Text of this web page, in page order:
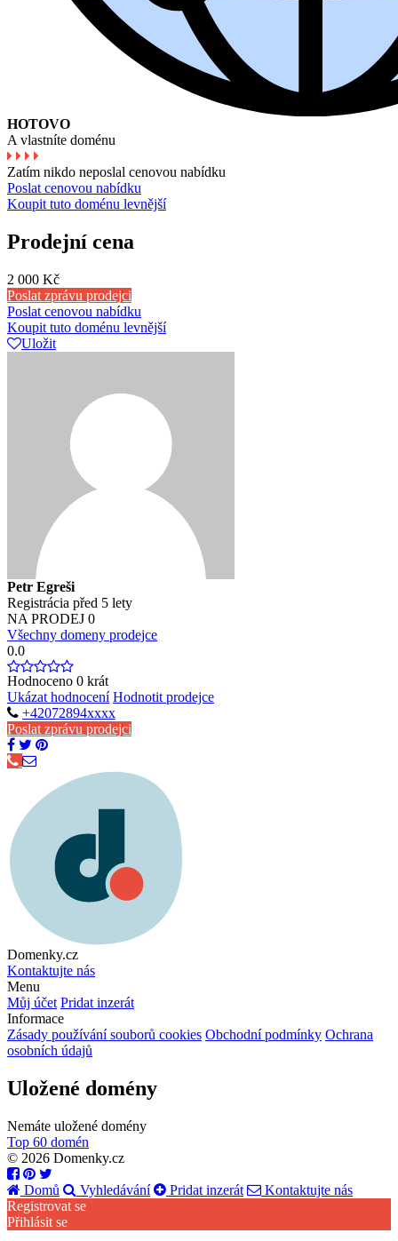
HOTOVO
A vlastníte doménu
Zatím nikdo neposlal cenovou nabídku
Poslat cenovou nabídku
Koupit tuto doménu levnější
Prodejní cena
2 000 Kč
Poslat zprávu prodejci
Poslat cenovou nabídku
Koupit tuto doménu levnější
Uložit
Petr Egreši
Registrácia před 5 lety
NA PRODEJ 0
Všechny domeny prodejce
0.0
Hodnoceno 0 krát
Ukázat hodnocení Hodnotit prodejce
+42072894xxxx
Poslat zprávu prodejci
Domenky.cz
Kontaktujte nás
Menu
Můj účet Pridat inzerát
Informace
Zásady používání souborů cookies Obchodní podmínky Ochrana
osobních údajů
Uložené domény
Nemáte uložené domény
Top 60 domén
© 2026 Domenky.cz
Domů Vyhledávání Pridat inzerát
Kontaktujte nás
Registrovat se
Přihlásit se